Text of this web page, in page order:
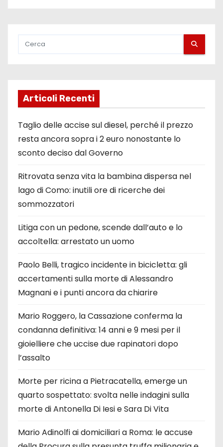
Articoli Recenti
Taglio delle accise sul diesel, perché il prezzo
resta ancora sopra i 2 euro nonostante lo
sconto deciso dal Governo
Ritrovata senza vita la bambina dispersa nel
lago di Como: inutili ore di ricerche dei
sommozzatori
Litiga con un pedone, scende dall’auto e lo
accoltella: arrestato un uomo
Paolo Belli, tragico incidente in bicicletta: gli
accertamenti sulla morte di Alessandro
Magnani e i punti ancora da chiarire
Mario Roggero, la Cassazione conferma la
condanna definitiva: 14 anni e 9 mesi per il
gioielliere che uccise due rapinatori dopo
l’assalto
Morte per ricina a Pietracatella, emerge un
quarto sospettato: svolta nelle indagini sulla
morte di Antonella Di Iesi e Sara Di Vita
Mario Adinolfi ai domiciliari a Roma: le accuse